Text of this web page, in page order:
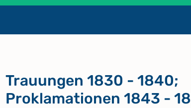
Trauungen 1830 - 1840;
Proklamationen 1843 -